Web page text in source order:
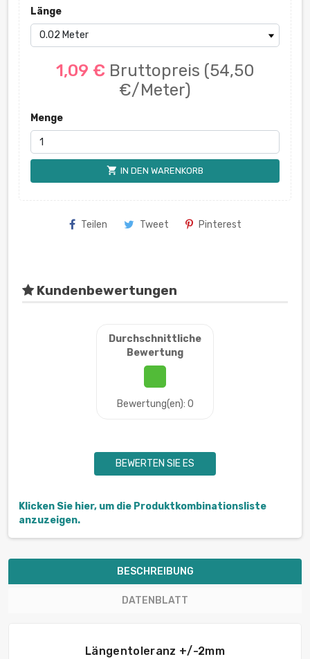
Länge
1,09 € Bruttopreis (54,50
€/Meter)
Menge
shopping_cart IN DEN WARENKORB
Teilen Tweet Pinterest
Kundenbewertungen
Durchschnittliche
Bewertung
Bewertung(en): 0
BEWERTEN SIE ES
Klicken Sie hier, um die Produktkombinationsliste
anzuzeigen.
BESCHREIBUNG
DATENBLATT
Längentoleranz +/-2mm